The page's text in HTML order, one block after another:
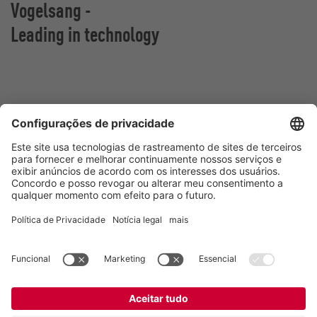
Vogelsang -
Leading in technology
Av. Theodomiro Porto da Fonseca, 3397
São Leopoldo/RS, 93022-715
Brasil
contato@vogelsang.com.br